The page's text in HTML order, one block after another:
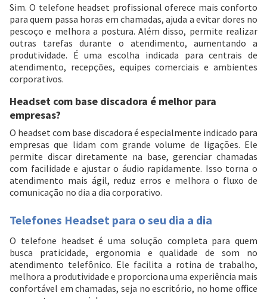
Sim. O telefone headset profissional oferece mais conforto
para quem passa horas em chamadas, ajuda a evitar dores no
pescoço e melhora a postura. Além disso, permite realizar
outras tarefas durante o atendimento, aumentando a
produtividade. É uma escolha indicada para centrais de
atendimento, recepções, equipes comerciais e ambientes
corporativos.
Headset com base discadora é melhor para
empresas?
O headset com base discadora é especialmente indicado para
empresas que lidam com grande volume de ligações. Ele
permite discar diretamente na base, gerenciar chamadas
com facilidade e ajustar o áudio rapidamente. Isso torna o
atendimento mais ágil, reduz erros e melhora o fluxo de
comunicação no dia a dia corporativo.
Telefones Headset para o seu dia a dia
O telefone headset é uma solução completa para quem
busca praticidade, ergonomia e qualidade de som no
atendimento telefônico. Ele facilita a rotina de trabalho,
melhora a produtividade e proporciona uma experiência mais
confortável em chamadas, seja no escritório, no home office